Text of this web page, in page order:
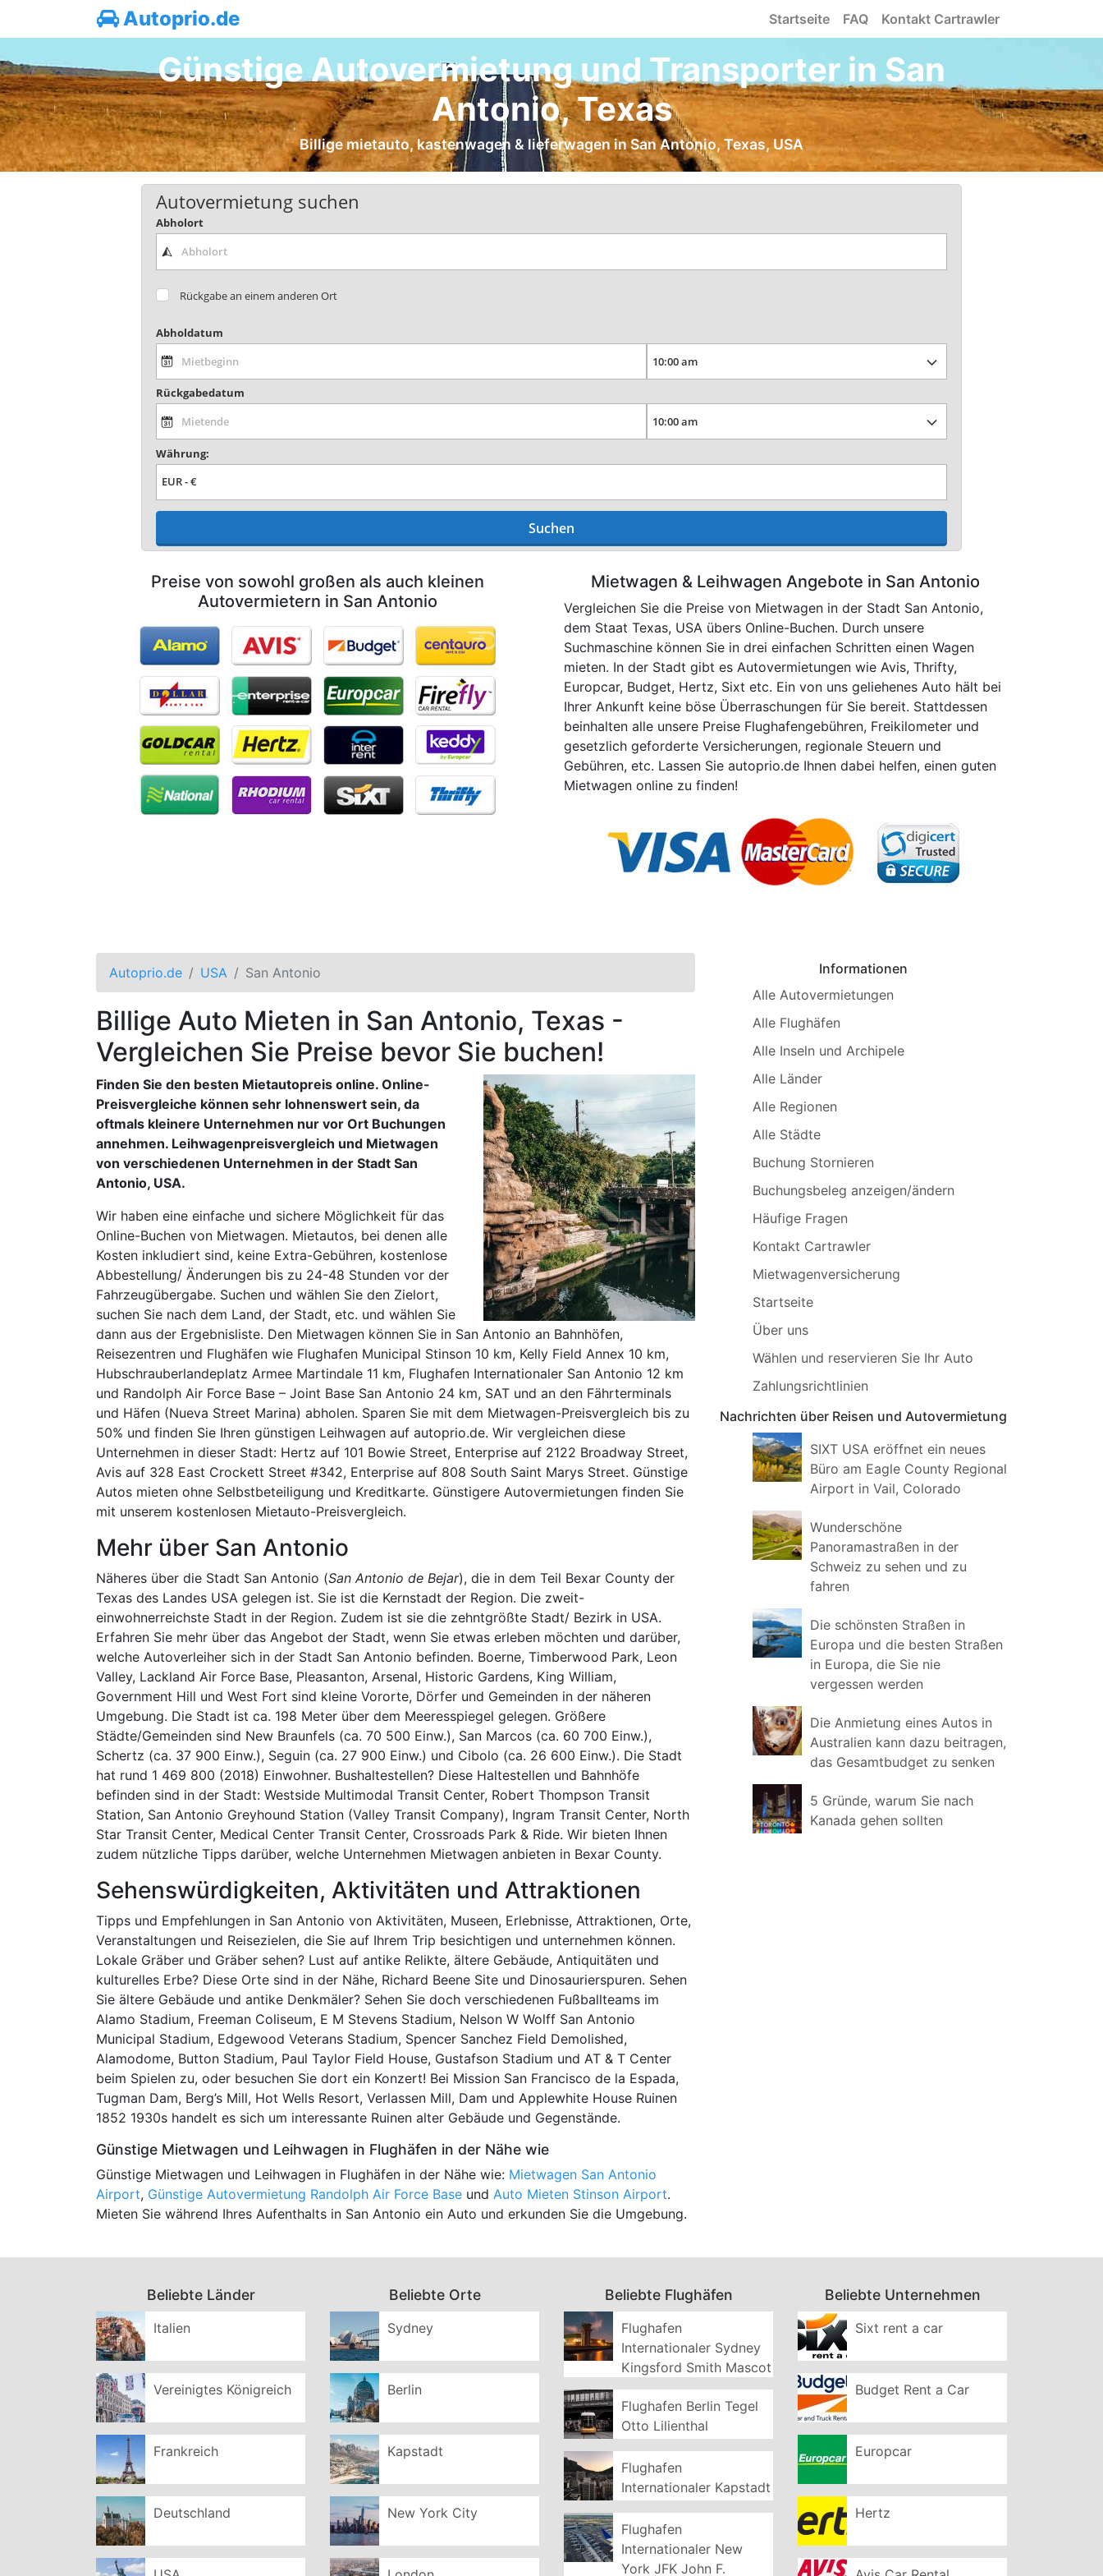
Autoprio.de Startseite FAQ Kontakt Cartrawler
Günstige Autovermietung und Transporter in San
Antonio, Texas
Billige mietauto, kastenwagen & lieferwagen in San Antonio, Texas, USA
Autovermietung suchen
Abholort
Rückgabe an einem anderen Ort
Abholdatum
Rückgabedatum
Währung:
Suchen
Preise von sowohl großen als auch kleinen
Autovermietern in San Antonio
Mietwagen & Leihwagen Angebote in San Antonio
Vergleichen Sie die Preise von Mietwagen in der Stadt San Antonio,
dem Staat Texas, USA übers Online-Buchen. Durch unsere
Suchmaschine können Sie in drei einfachen Schritten einen Wagen
mieten. In der Stadt gibt es Autovermietungen wie Avis, Thrifty,
Europcar, Budget, Hertz, Sixt etc. Ein von uns geliehenes Auto hält bei
Ihrer Ankunft keine böse Überraschungen für Sie bereit. Stattdessen
beinhalten alle unsere Preise Flughafengebühren, Freikilometer und
gesetzlich geforderte Versicherungen, regionale Steuern und
Gebühren, etc. Lassen Sie autoprio.de Ihnen dabei helfen, einen guten
Mietwagen online zu finden!
Autoprio.de USA San Antonio
Billige Auto Mieten in San Antonio, Texas -
Vergleichen Sie Preise bevor Sie buchen!
Finden Sie den besten Mietautopreis online. Online-
Preisvergleiche können sehr lohnenswert sein, da
oftmals kleinere Unternehmen nur vor Ort Buchungen
annehmen. Leihwagenpreisvergleich und Mietwagen
von verschiedenen Unternehmen in der Stadt San
Antonio, USA.
Wir haben eine einfache und sichere Möglichkeit für das
Online-Buchen von Mietwagen. Mietautos, bei denen alle
Kosten inkludiert sind, keine Extra-Gebühren, kostenlose
Abbestellung/ Änderungen bis zu 24-48 Stunden vor der
Fahrzeugübergabe. Suchen und wählen Sie den Zielort,
suchen Sie nach dem Land, der Stadt, etc. und wählen Sie
dann aus der Ergebnisliste. Den Mietwagen können Sie in San Antonio an Bahnhöfen,
Reisezentren und Flughäfen wie Flughafen Municipal Stinson 10 km, Kelly Field Annex 10 km,
Hubschrauberlandeplatz Armee Martindale 11 km, Flughafen Internationaler San Antonio 12 km
und Randolph Air Force Base – Joint Base San Antonio 24 km, SAT und an den Fährterminals
und Häfen (Nueva Street Marina) abholen. Sparen Sie mit dem Mietwagen-Preisvergleich bis zu
50% und finden Sie Ihren günstigen Leihwagen auf autoprio.de. Wir vergleichen diese
Unternehmen in dieser Stadt: Hertz auf 101 Bowie Street, Enterprise auf 2122 Broadway Street,
Avis auf 328 East Crockett Street #342, Enterprise auf 808 South Saint Marys Street. Günstige
Autos mieten ohne Selbstbeteiligung und Kreditkarte. Günstigere Autovermietungen finden Sie
mit unserem kostenlosen Mietauto-Preisvergleich.
Mehr über San Antonio
Näheres über die Stadt San Antonio (San Antonio de Bejar), die in dem Teil Bexar County der
Texas des Landes USA gelegen ist. Sie ist die Kernstadt der Region. Die zweit-
einwohnerreichste Stadt in der Region. Zudem ist sie die zehntgrößte Stadt/ Bezirk in USA.
Erfahren Sie mehr über das Angebot der Stadt, wenn Sie etwas erleben möchten und darüber,
welche Autoverleiher sich in der Stadt San Antonio befinden. Boerne, Timberwood Park, Leon
Valley, Lackland Air Force Base, Pleasanton, Arsenal, Historic Gardens, King William,
Government Hill und West Fort sind kleine Vororte, Dörfer und Gemeinden in der näheren
Umgebung. Die Stadt ist ca. 198 Meter über dem Meeresspiegel gelegen. Größere
Städte/Gemeinden sind New Braunfels (ca. 70 500 Einw.), San Marcos (ca. 60 700 Einw.),
Schertz (ca. 37 900 Einw.), Seguin (ca. 27 900 Einw.) und Cibolo (ca. 26 600 Einw.). Die Stadt
hat rund 1 469 800 (2018) Einwohner. Bushaltestellen? Diese Haltestellen und Bahnhöfe
befinden sind in der Stadt: Westside Multimodal Transit Center, Robert Thompson Transit
Station, San Antonio Greyhound Station (Valley Transit Company), Ingram Transit Center, North
Star Transit Center, Medical Center Transit Center, Crossroads Park & Ride. Wir bieten Ihnen
zudem nützliche Tipps darüber, welche Unternehmen Mietwagen anbieten in Bexar County.
Sehenswürdigkeiten, Aktivitäten und Attraktionen
Tipps und Empfehlungen in San Antonio von Aktivitäten, Museen, Erlebnisse, Attraktionen, Orte,
Veranstaltungen und Reisezielen, die Sie auf Ihrem Trip besichtigen und unternehmen können.
Lokale Gräber und Gräber sehen? Lust auf antike Relikte, ältere Gebäude, Antiquitäten und
kulturelles Erbe? Diese Orte sind in der Nähe, Richard Beene Site und Dinosaurierspuren. Sehen
Sie ältere Gebäude und antike Denkmäler? Sehen Sie doch verschiedenen Fußballteams im
Alamo Stadium, Freeman Coliseum, E M Stevens Stadium, Nelson W Wolff San Antonio
Municipal Stadium, Edgewood Veterans Stadium, Spencer Sanchez Field Demolished,
Alamodome, Button Stadium, Paul Taylor Field House, Gustafson Stadium und AT & T Center
beim Spielen zu, oder besuchen Sie dort ein Konzert! Bei Mission San Francisco de la Espada,
Tugman Dam, Berg’s Mill, Hot Wells Resort, Verlassen Mill, Dam und Applewhite House Ruinen
1852 1930s handelt es sich um interessante Ruinen alter Gebäude und Gegenstände.
Günstige Mietwagen und Leihwagen in Flughäfen in der Nähe wie
Günstige Mietwagen und Leihwagen in Flughäfen in der Nähe wie: Mietwagen San Antonio
Airport, Günstige Autovermietung Randolph Air Force Base und Auto Mieten Stinson Airport.
Mieten Sie während Ihres Aufenthalts in San Antonio ein Auto und erkunden Sie die Umgebung.
Informationen
Alle Autovermietungen
Alle Flughäfen
Alle Inseln und Archipele
Alle Länder
Alle Regionen
Alle Städte
Buchung Stornieren
Buchungsbeleg anzeigen/ändern
Häufige Fragen
Kontakt Cartrawler
Mietwagenversicherung
Startseite
Über uns
Wählen und reservieren Sie Ihr Auto
Zahlungsrichtlinien
Nachrichten über Reisen und Autovermietung
SIXT USA eröffnet ein neues
Büro am Eagle County Regional
Airport in Vail, Colorado
Wunderschöne
Panoramastraßen in der
Schweiz zu sehen und zu
fahren
Die schönsten Straßen in
Europa und die besten Straßen
in Europa, die Sie nie
vergessen werden
Die Anmietung eines Autos in
Australien kann dazu beitragen,
das Gesamtbudget zu senken
5 Gründe, warum Sie nach
Kanada gehen sollten
Beliebte Länder
Italien
Vereinigtes Königreich
Frankreich
Deutschland
Beliebte Orte
Sydney
Berlin
Kapstadt
New York City
Beliebte Flughäfen
Flughafen
Internationaler Sydney
Kingsford Smith Mascot
Flughafen Berlin Tegel
Otto Lilienthal
Flughafen
Internationaler Kapstadt
Flughafen
Internationaler New
York JFK John F.
Beliebte Unternehmen
Sixt rent a car
Budget Rent a Car
Europcar
Hertz